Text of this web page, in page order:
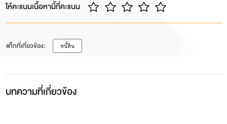
ให้คะแนนเนื้อหานี้กี่คะแนน
แท็กที่เกี่ยวข้อง: หนี้สิน
บทความที่เกี่ยวข้อง